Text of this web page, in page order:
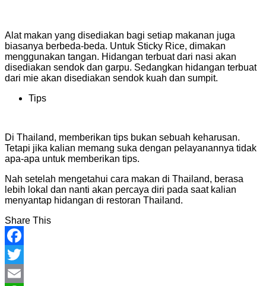
Alat makan yang disediakan bagi setiap makanan juga
biasanya berbeda-beda. Untuk Sticky Rice, dimakan
menggunakan tangan. Hidangan terbuat dari nasi akan
disediakan sendok dan garpu. Sedangkan hidangan terbuat
dari mie akan disediakan sendok kuah dan sumpit.
Tips
Di Thailand, memberikan tips bukan sebuah keharusan.
Tetapi jika kalian memang suka dengan pelayanannya tidak
apa-apa untuk memberikan tips.
Nah setelah mengetahui cara makan di Thailand, berasa
lebih lokal dan nanti akan percaya diri pada saat kalian
menyantap hidangan di restoran Thailand.
Share This
Facebook
Twitter